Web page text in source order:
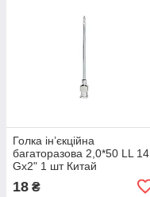
Голка ін’єкційна
багаторазова 2,0*50 LL 14
Gх2" 1 шт Китай
18 ₴